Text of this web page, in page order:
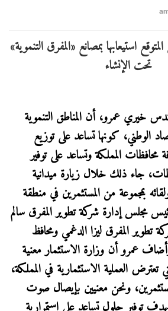
خيري عمرو، أن المناطق التنموية
الوطني، كونها تساعد على توزيع
المملكة وتساعد على توفير
جاء ذلك خلال زيارة ميدانية
بمجموعة من المستثمرين في منطقة
مجلس إدارة شركة تطوير المفرق سالم
تطوير المفرق ليزا الدغمي ومحافظ
عمرو أن وزارة الاستثمار معنية
تعترض العملية الاستثمارية في المملكة،
ونحن معنيين بإيصال صوت